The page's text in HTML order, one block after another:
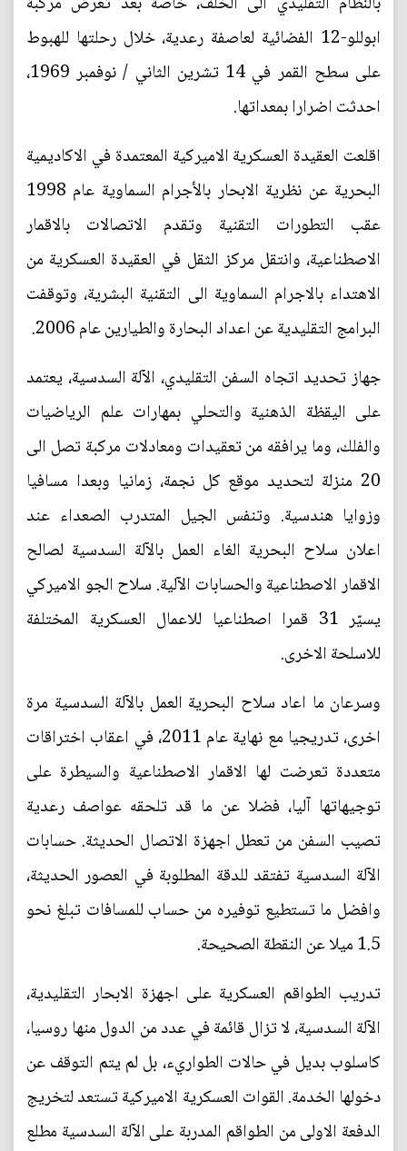
ابوللو-12 الفضائية لعاصفة رعدية، خلال رحلتها للهبوط
على سطح القمر في 14 تشرين الثاني / نوفمبر 1969،
احدثت اضرارا بمعداتها.
اقلعت العقيدة العسكرية الاميركية المعتمدة في الاكاديمية
البحرية عن نظرية الابحار بالأجرام السماوية عام 1998
عقب التطورات التقنية وتقدم الاتصالات بالاقمار
الاصطناعية، وانتقل مركز الثقل في العقيدة العسكرية من
الاهتداء بالاجرام السماوية الى التقنية البشرية، وتوقفت
البرامج التقليدية عن اعداد البحارة والطيارين عام 2006.
جهاز تحديد اتجاه السفن التقليدي، الآلة السدسية، يعتمد
على اليقظة الذهنية والتحلي بمهارات علم الرياضيات
والفلك، وما يرافقه من تعقيدات ومعادلات مركبة تصل الى
20 منزلة لتحديد موقع كل نجمة، زمانيا وبعدا مسافيا
وزوايا هندسية. وتنفس الجيل المتدرب الصعداء عند
اعلان سلاح البحرية الغاء العمل بالآلة السدسية لصالح
الاقمار الاصطناعية والحسابات الآلية. سلاح الجو الاميركي
يسيّر 31 قمرا اصطناعيا للاعمال العسكرية المختلفة
للاسلحة الاخرى.
وسرعان ما اعاد سلاح البحرية العمل بالآلة السدسية مرة
اخرى، تدريجيا مع نهاية عام 2011، في اعقاب اختراقات
متعددة تعرضت لها الاقمار الاصطناعية والسيطرة على
توجيهاتها آليا، فضلا عن ما قد تلحقه عواصف رعدية
تصيب السفن من تعطل اجهزة الاتصال الحديثة. حسابات
الآلة السدسية تفتقد للدقة المطلوبة في العصور الحديثة،
وافضل ما تستطيع توفيره من حساب للمسافات تبلغ نحو
1.5 ميلا عن النقطة الصحيحة.
تدريب الطواقم العسكرية على اجهزة الابحار التقليدية،
الآلة السدسية، لا تزال قائمة في عدد من الدول منها روسيا،
كاسلوب بديل في حالات الطواريء، بل لم يتم التوقف عن
دخولها الخدمة. القوات العسكرية الاميركية تستعد لتخريج
الدفعة الاولى من الطواقم المدربة على الآلة السدسية مطلع